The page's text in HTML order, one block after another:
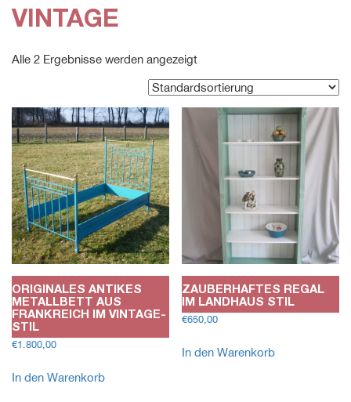
VINTAGE
Alle 2 Ergebnisse werden angezeigt
ORIGINALES ANTIKES
METALLBETT AUS
FRANKREICH IM VINTAGE-
STIL
€1.800,00
In den Warenkorb
ZAUBERHAFTES REGAL
IM LANDHAUS STIL
€650,00
In den Warenkorb